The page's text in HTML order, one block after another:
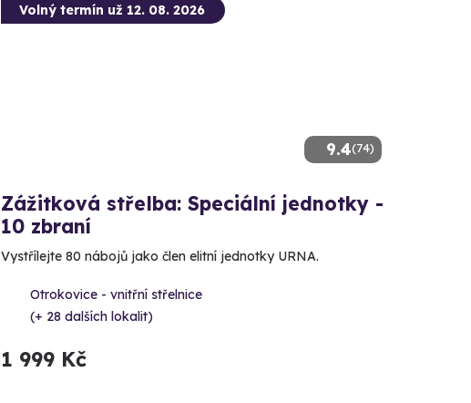
9.4(74)
Volný termín už 12. 08. 2026
Zážitková střelba: Speciální jednotky -
10 zbraní
Vystřílejte 80 nábojů jako člen elitní jednotky URNA.
Otrokovice - vnitřní střelnice
(+ 28 dalších lokalit)
1 999 Kč